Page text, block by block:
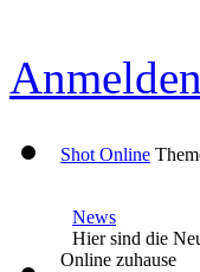
Anmelden
Shot Online
News
Hier sind die
Online zuhause